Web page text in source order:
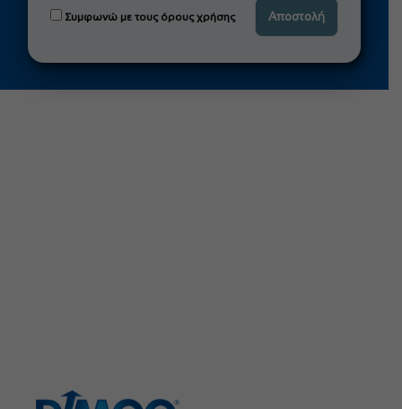
Συμφωνώ με τους όρους χρήσης